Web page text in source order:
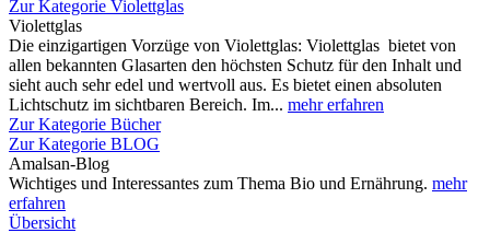
Zur Kategorie Violettglas
Violettglas
Die einzigartigen Vorzüge von Violettglas: Violettglas bietet von
allen bekannten Glasarten den höchsten Schutz für den Inhalt und
sieht auch sehr edel und wertvoll aus. Es bietet einen absoluten
Lichtschutz im sichtbaren Bereich. Im... mehr erfahren
Zur Kategorie Bücher
Zur Kategorie BLOG
Amalsan-Blog
Wichtiges und Interessantes zum Thema Bio und Ernährung. mehr
erfahren
Übersicht